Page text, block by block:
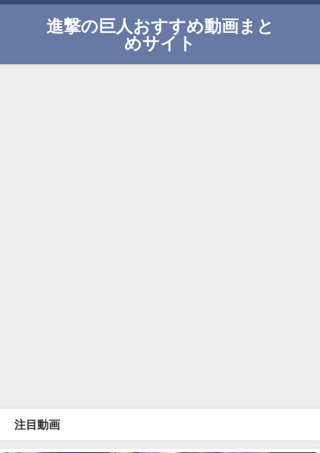
進撃の巨人おすすめ動画まと
めサイト
注目動画